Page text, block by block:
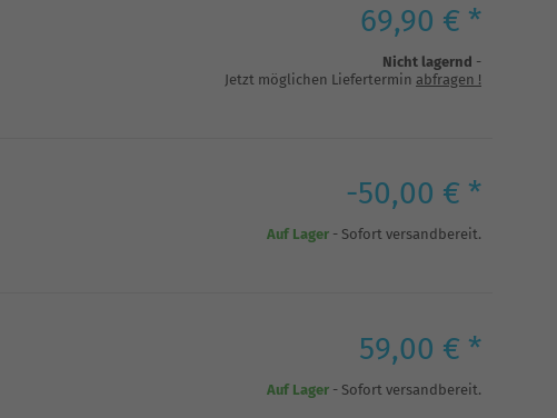
69,90 € *
Nicht lagernd -
Jetzt möglichen Liefertermin abfragen !
-50,00 € *
Auf Lager - Sofort versandbereit.
59,00 € *
Auf Lager - Sofort versandbereit.